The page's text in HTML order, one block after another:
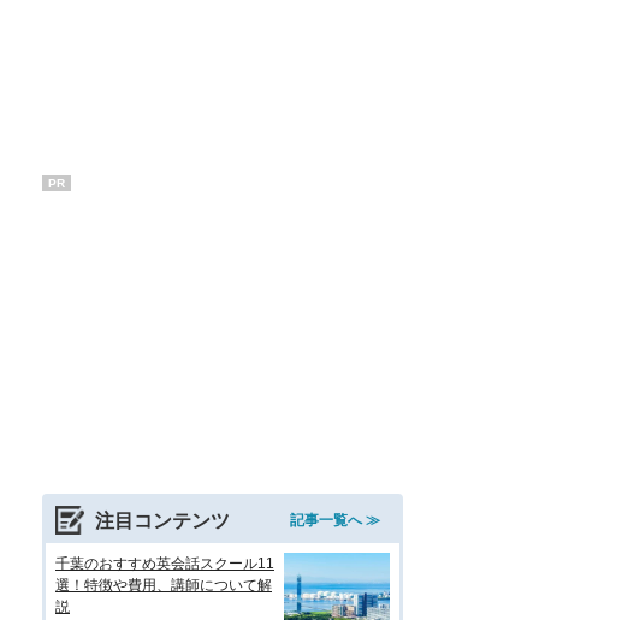
PR
注目コンテンツ 記事一覧へ ≫
千葉のおすすめ英会話スクール11
選！特徴や費用、講師について解
説